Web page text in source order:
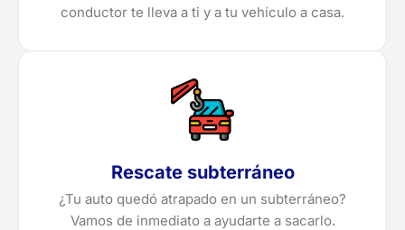
conductor te lleva a ti y a tu vehículo a casa.
Rescate subterráneo
¿Tu auto quedó atrapado en un subterráneo?
Vamos de inmediato a ayudarte a sacarlo.